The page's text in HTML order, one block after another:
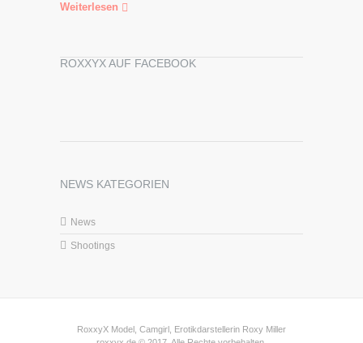
Weiterlesen
ROXXYX AUF FACEBOOK
NEWS KATEGORIEN
News
Shootings
RoxxyX Model, Camgirl, Erotikdarstellerin Roxy Miller